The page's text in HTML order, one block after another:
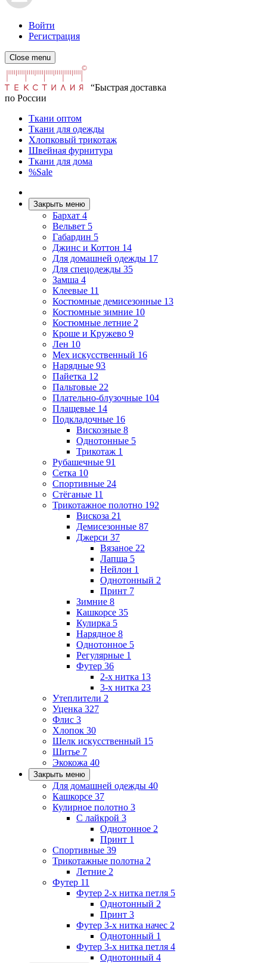
Войти
Регистрация
Close menu
“Быстрая доставка
по России
Ткани оптом
Ткани для одежды
Хлопковый трикотаж
Швейная фурнитура
Ткани для дома
%Sale
Закрыть меню
Бархат 4
Вельвет 5
Габардин 5
Джинс и Коттон 14
Для домашней одежды 17
Для спецодежды 35
Замша 4
Клеевые 11
Костюмные демисезонные 13
Костюмные зимние 10
Костюмные летние 2
Кроше и Кружево 9
Лен 10
Мех искусственный 16
Нарядные 93
Пайетка 12
Пальтовые 22
Плательно-блузочные 104
Плащевые 14
Подкладочные 16
Вискозные 8
Однотонные 5
Трикотаж 1
Рубашечные 91
Сетка 10
Спортивные 24
Стёганые 11
Трикотажное полотно 192
Вискоза 21
Демисезонные 87
Джерси 37
Вязаное 22
Лапша 5
Нейлон 1
Однотонный 2
Принт 7
Зимние 8
Кашкорсе 35
Кулирка 5
Нарядное 8
Однотонное 5
Регулярные 1
Футер 36
2-х нитка 13
3-х нитка 23
Утеплители 2
Уценка 327
Флис 3
Хлопок 30
Шелк искусственный 15
Шитье 7
Экокожа 40
Закрыть меню
Для домашней одежды 40
Кашкорсе 37
Кулирное полотно 3
С лайкрой 3
Однотонное 2
Принт 1
Спортивные 39
Трикотажные полотна 2
Летние 2
Футер 11
Футер 2-х нитка петля 5
Однотонный 2
Принт 3
Футер 3-х нитка начес 2
Однотонный 1
Футер 3-х нитка петля 4
Однотонный 4